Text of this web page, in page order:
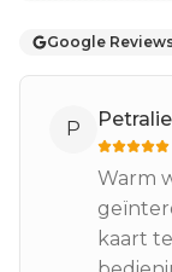
Google
P
Warm
kaart